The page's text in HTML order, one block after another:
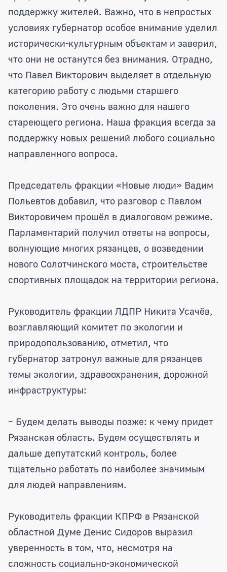
поддержку жителей. Важно, что в непростых
условиях губернатор особое внимание уделил
исторически-культурным объектам и заверил,
что они не останутся без внимания. Отрадно,
что Павел Викторович выделяет в отдельную
категорию работу с людьми старшего
поколения. Это очень важно для нашего
стареющего региона. Наша фракция всегда за
поддержку новых решений любого социально
направленного вопроса.
Председатель фракции «Новые люди» Вадим
Польевтов добавил, что разговор с Павлом
Викторовичем прошёл в диалоговом режиме.
Парламентарий получил ответы на вопросы,
волнующие многих рязанцев, о возведении
нового Солотчинского моста, строительстве
спортивных площадок на территории региона.
Руководитель фракции ЛДПР Никита Усачёв,
возглавляющий комитет по экологии и
природопользованию, отметил, что
губернатор затронул важные для рязанцев
темы экологии, здравоохранения, дорожной
инфраструктуры:
– Будем делать выводы позже: к чему придет
Рязанская область. Будем осуществлять и
дальше депутатский контроль, более
тщательно работать по наиболее значимым
для людей направлениям.
Руководитель фракции КПРФ в Рязанской
областной Думе Денис Сидоров выразил
уверенность в том, что, несмотря на
сложность социально-экономической